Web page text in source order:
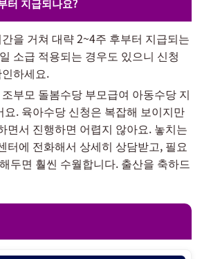
을 거쳐 대략 2~4주 후부터 지급되는
소급 적용되는 경우도 있으니 신청
하세요.
부모 돌봄수당 부모급여 아동수당 지
. 육아수당 신청은 복잡해 보이지만
면서 진행하면 어렵지 않아요. 놓치는
터에 전화해서 상세히 상담받고, 필요
두면 훨씬 수월합니다. 출산을 축하드